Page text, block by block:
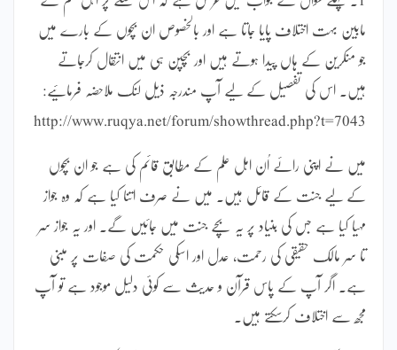
مابین بہت اختلاف پایا جاتا ہے اور بالخصوص ان بچوں کے بارے میں
جو منکرین کے ہاں پیدا ہوتے ہیں اور بچپن ہی میں انتقال کرجاتے
ہیں۔ اس کی تفصیل کے لیے آپ مندرجہ ذیل لنک ملاحضہ فرمائیے:
http://www.ruqya.net/forum/showthread.php?t=7043
میں نے اپنی رائے اُن اہل علم کے مطابق قائم کی ہے جو ان بچوں
کے لیے جنت کے قائل ہیں۔ میں نے صرف اتنا کیا ہے کہ وہ جواز
مہیا کیا ہے جس کی بنیاد پر یہ بچے جنت میں جائیں گے۔ اور یہ جواز سر
تا سر مالک حقیقی کی رحمت، عدل اور اسکی حکمت کی صفات پر مبنی
ہے۔ اگر آپ کے پاس قرآن و حدیث سے کوئی دلیل موجود ہے تو آپ
مجھ سے اختلاف کرسکتے ہیں۔